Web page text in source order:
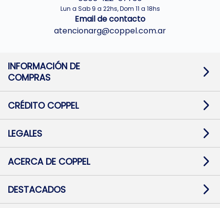
Lun a Sab 9 a 22hs, Dom 11 a 18hs
Email de contacto
atencionarg@coppel.com.ar
INFORMACIÓN DE
COMPRAS
Términos y condiciones
Botón de arrepentimiento
Mapa de sitio
CRÉDITO COPPEL
Solicitar Crédito
Medios de Pago
Pago Fácil Online
LEGALES
Baja contratos
Defensa al consumidor CABA
ACERCA DE COPPEL
Trabajá con Nosotros
Preguntas Frecuentes
DESTACADOS